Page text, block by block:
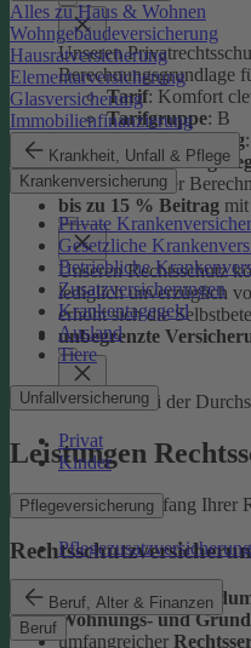
Alles zu Haus & Wohnen
Wohngebäudeversicherung
Hausratversicherung
Elementarversicherung
Glasversicherung
Immobilienfinanzierung
Krankheit, Unfall & Pflege
Krankenversicherung
Private
Gesetzliche
Betriebliche
Zusatzversicherungen
Krankentagegeld
Ausland
Tiere
Unfallversicherung
Privat
Kinder
Pflegeversicherung
Pflegezusatzversicherung
Beruf, Alter & Finanzen
Beruf
Unseren
Berechnungsgrundlage
Tarif: Komfort
Tarifgruppe: B
Selbstbeteiligung
Auf Basis dieser
bis zu 15 % Beitrag
Unseren Rechtsschutz
lediglich unverzüglich
erhöht sich die
unbegrenzte
Entstehen bei der
Leistungen
Sie können den Umfang
leistungsstarker
Wohnungs- und
umfangreicher